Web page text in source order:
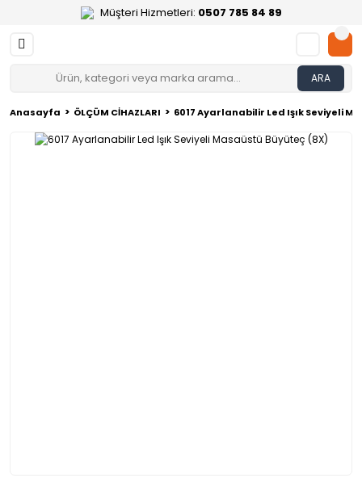
Müşteri Hizmetleri: 0507 785 84 89
ARA
Anasayfa ÖLÇÜM CİHAZLARI 6017 Ayarlanabilir Led Işık Seviyeli